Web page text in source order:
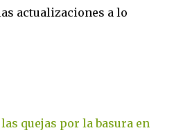
actualizaciones a lo
quejas por la basura en